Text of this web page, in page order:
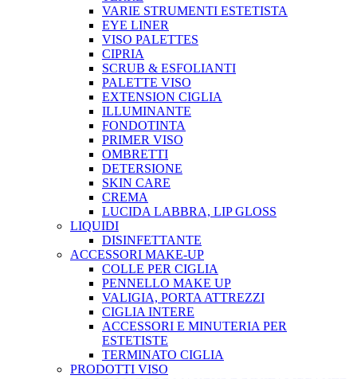
VARIE STRUMENTI ESTETISTA
EYE LINER
VISO PALETTES
CIPRIA
SCRUB & ESFOLIANTI
PALETTE VISO
EXTENSION CIGLIA
ILLUMINANTE
FONDOTINTA
PRIMER VISO
OMBRETTI
DETERSIONE
SKIN CARE
CREMA
LUCIDA LABBRA, LIP GLOSS
LIQUIDI
DISINFETTANTE
ACCESSORI MAKE-UP
COLLE PER CIGLIA
PENNELLO MAKE UP
VALIGIA, PORTA ATTREZZI
CIGLIA INTERE
ACCESSORI E MINUTERIA PER
ESTETISTE
TERMINATO CIGLIA
PRODOTTI VISO